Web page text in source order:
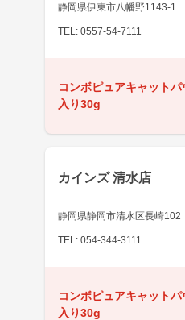
静岡県伊東市八幡野1143-1
TEL: 0557-54-7111
コンボピュアキャット
入り30g
カインズ 清水店
静岡県静岡市清水区長崎102
TEL: 054-344-3111
コンボピュアキャット
入り30g